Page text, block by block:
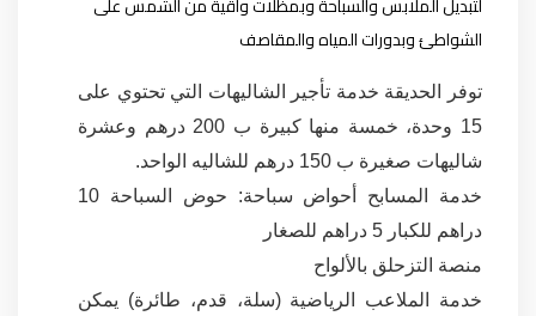
لتبديل الملابس والسباحة وبمظلات واقية من الشمس على
الشواطئ وبدورات المياه والمقاصف
توفر الحديقة خدمة تأجير الشاليهات التي تحتوي على
15 وحدة، خمسة منها كبيرة ب 200 درهم وعشرة
شاليهات صغيرة ب 150 درهم للشاليه الواحد.
خدمة المسابح أحواض سباحة: حوض السباحة 10
دراهم للكبار 5 دراهم للصغار
منصة التزحلق بالألواح
خدمة الملاعب الرياضية (سلة، قدم، طائرة) يمكن